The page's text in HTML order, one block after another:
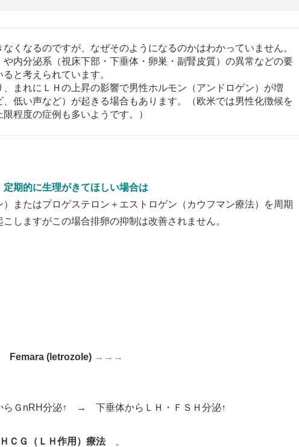
くなるのですが、なぜそのようになるのかはわかっていません。
内分泌系（視床下部・下垂体・卵巣・副腎皮質）の異常などの要
と考えられています。
まれにＬＨの上昇の影響で男性ホルモン（アンドロゲン）が増
低い声など）が起きる場合もあります。（欧米では男性化徴候を
程度の症例も多いようです。）
期的に生理がきてほしい場合は
またはプロゲステロン＋エストロゲン（カウフマン療法）を周期
しますがこの場合排卵の抑制は改善されません。
Femara (letrozole) →→→
ＧnRH分泌↑ → 下垂体からＬＨ・ＦＳＨ分泌↑
ＣＧ（ＬＨ作用）療法、